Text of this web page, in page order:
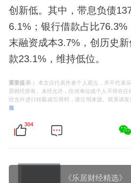
创新低。其中，带息负债
6.1%；银行借款占比76.3%
末融资成本3.7%，创历史
款23.1%，维持低位。
重要提示：
本文仅代表作者个人观点，并不代表
居财经所有。未经允许，任何单位或个人不得在任
经允许进行转载或引用时，请注明来源。联系请发
服
304
《乐居财经精选》